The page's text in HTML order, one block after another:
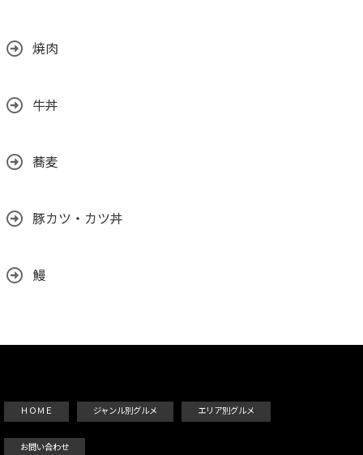
焼肉
牛丼
蕎麦
豚カツ・カツ丼
鰻
ＨＯＭＥ ジャンル別グルメ エリア別グルメ
お問い合わせ